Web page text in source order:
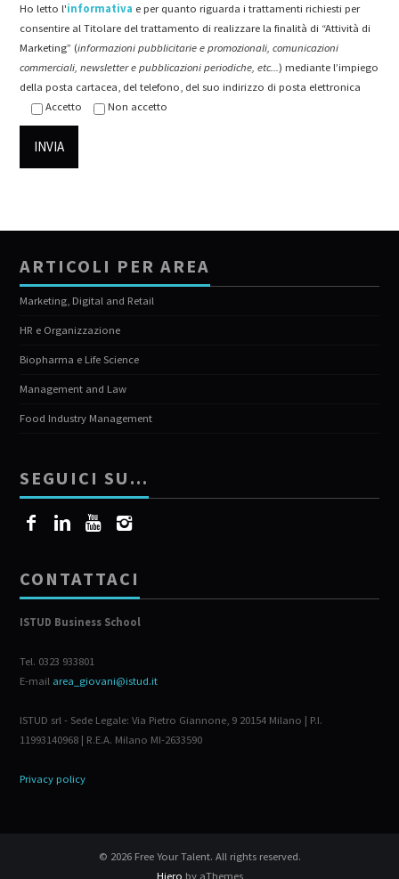
Ho letto l'informativa e per quanto riguarda i trattamenti richiesti per
consentire al Titolare del trattamento di realizzare la finalità di “Attività di
Marketing” (informazioni pubblicitarie e promozionali, comunicazioni
commerciali, newsletter e pubblicazioni periodiche, etc...) mediante l’impiego
della posta cartacea, del telefono, del suo indirizzo di posta elettronica
Accetto
Non accetto
ARTICOLI PER AREA
Marketing, Digital and Retail
HR e Organizzazione
Biopharma e Life Science
Management and Law
Food Industry Management
SEGUICI SU…
CONTATTACI
ISTUD Business School
Tel. 0323 933801
E-mail area_giovani@istud.it
ISTUD srl - Sede Legale: Via Pietro Giannone, 9 20154 Milano | P.I.
11993140968 | R.E.A. Milano MI-2633590
Privacy policy
© 2026 Free Your Talent. All rights reserved.
Hiero by aThemes